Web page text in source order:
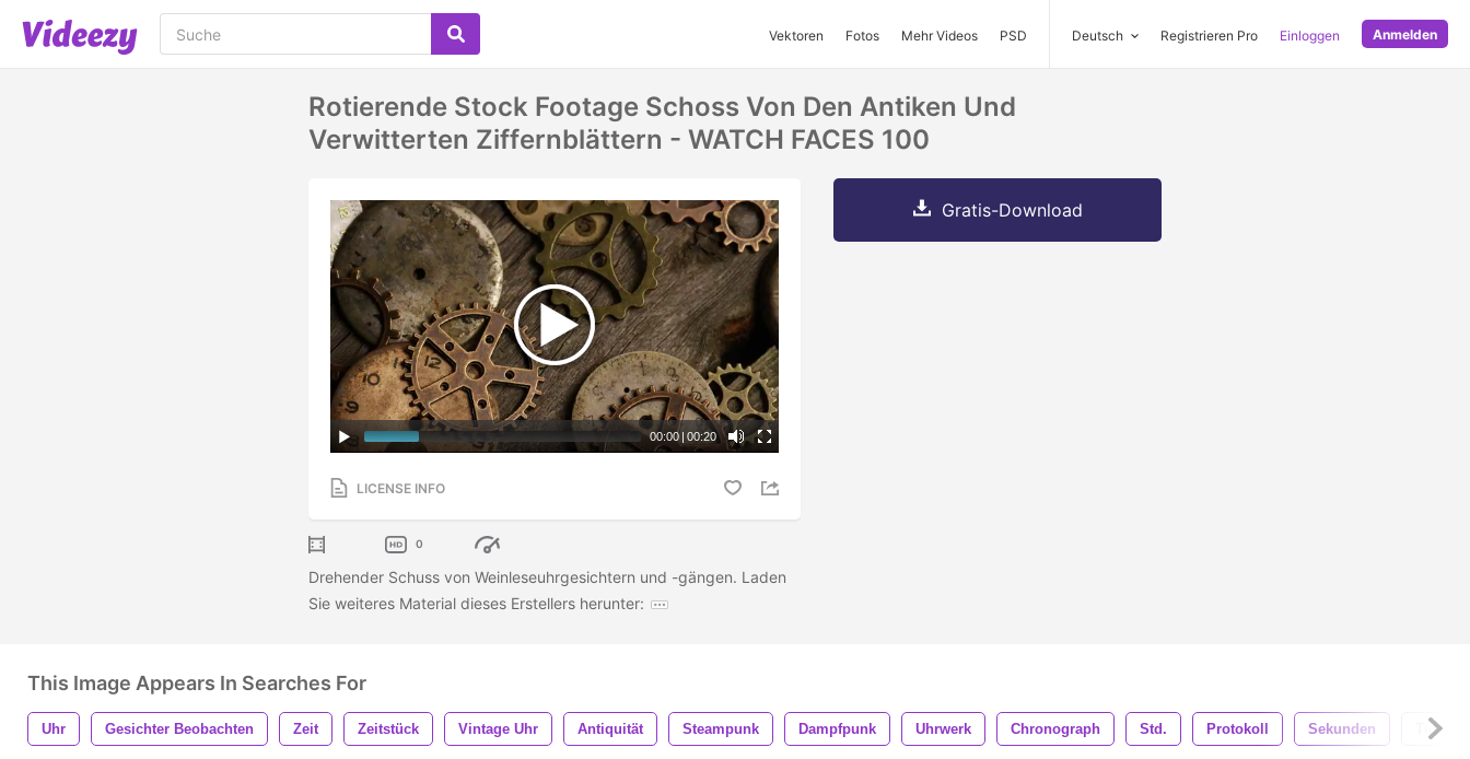
Vektoren Fotos Mehr Videos PSD Deutsch Registrieren Pro Einloggen Anmelden
Rotierende Stock Footage Schoss Von Den Antiken Und
Verwitterten Ziffernblättern - WATCH FACES 100
00:00 | 00:20
LICENSE INFO
0
Drehender Schuss von Weinleseuhrgesichtern und -gängen. Laden
Sie weiteres Material dieses Erstellers herunter:
Gratis-Download
This Image Appears In Searches For
Uhr Gesichter Beobachten Zeit Zeitstück Vintage Uhr Antiquität Steampunk Dampfpunk Uhrwerk Chronograph Std. Protokoll Sekunden Tick